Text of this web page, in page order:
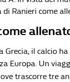
Ranieri come
Grecia, il calcio
Europa. Un
trascorre tre